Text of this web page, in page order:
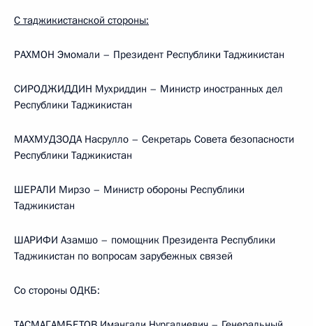
С таджикистанской стороны:
РАХМОН Эмомали – Президент Республики Таджикистан
СИРОДЖИДДИН Мухриддин – Министр иностранных дел
Республики Таджикистан
МАХМУДЗОДА Насрулло – Секретарь Совета безопасности
Республики Таджикистан
ШЕРАЛИ Мирзо – Министр обороны Республики
Таджикистан
ШАРИФИ Азамшо – помощник Президента Республики
Таджикистан по вопросам зарубежных связей
Со стороны ОДКБ: